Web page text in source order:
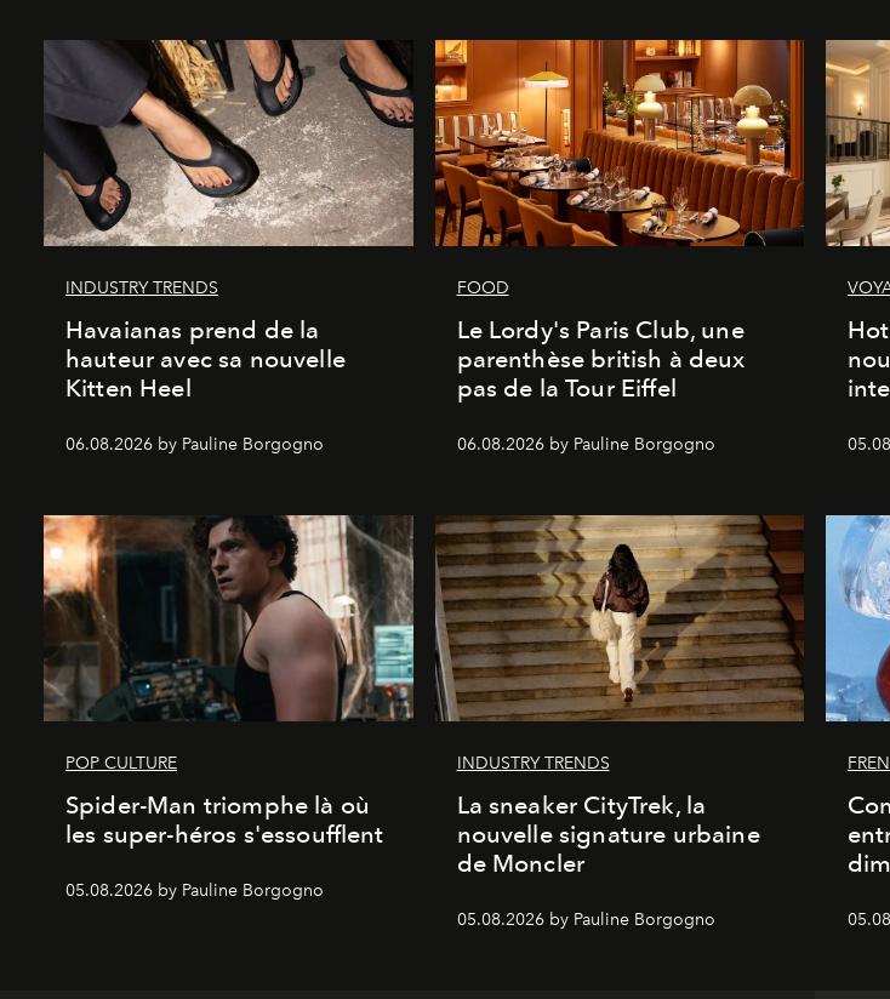
INDUSTRY TRENDS
Havaianas prend de la
hauteur avec sa nouvelle
Kitten Heel
06.08.2026 by Pauline Borgogno
FOOD
Le Lordy's Paris Club, une
parenthèse british à deux
pas de la Tour Eiffel
06.08.2026 by Pauline Borgogno
POP CULTURE
Spider-Man triomphe là où
les super-héros s'essoufflent
05.08.2026 by Pauline Borgogno
INDUSTRY TRENDS
La sneaker CityTrek, la
nouvelle signature urbaine
de Moncler
05.08.2026 by Pauline Borgogno